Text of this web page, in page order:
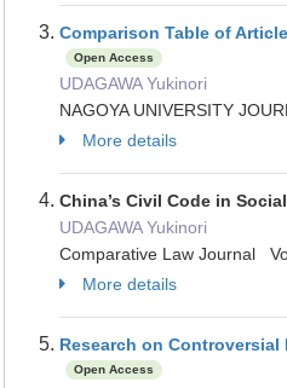
Comparison Table of
Open Access
UDAGAWA Yukinori
NAGOYA UNIVERSITY
More details
China’s Civil Code in
UDAGAWA Yukinori
Comparative Law Journal
More details
Research on Controversial
Open Access